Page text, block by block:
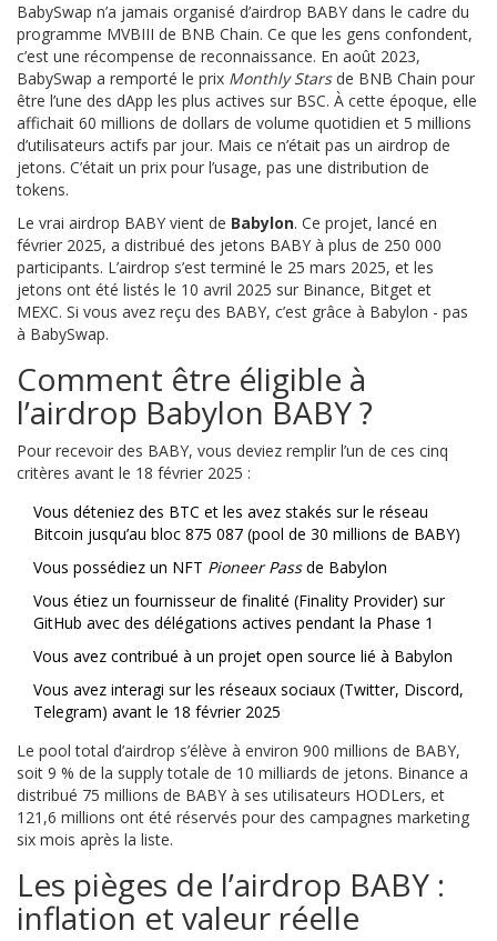
BabySwap n’a jamais organisé d’airdrop BABY dans le cadre du
programme MVBIII de BNB Chain. Ce que les gens confondent,
c’est une récompense de reconnaissance. En août 2023,
BabySwap a remporté le prix Monthly Starsde BNB Chain pour
être l’une des dApp les plus actives sur BSC. À cette époque, elle
affichait 60 millions de dollars de volume quotidien et 5 millions
d’utilisateurs actifs par jour. Mais ce n’était pas un airdrop de
jetons. C’était un prix pour l’usage, pas une distribution de
tokens.
Le vrai airdrop BABY vient de Babylon. Ce projet, lancé en
février 2025, a distribué des jetons BABY à plus de 250 000
participants. L’airdrop s’est terminé le 25 mars 2025, et les
jetons ont été listés le 10 avril 2025 sur Binance, Bitget et
MEXC. Si vous avez reçu des BABY, c’est grâce à Babylon - pas
à BabySwap.
Comment être éligible à
l’airdrop Babylon BABY ?
Pour recevoir des BABY, vous deviez remplir l’un de ces cinq
critères avant le 18 février 2025 :
Vous déteniez des BTC et les avez stakés sur le réseau
Bitcoin jusqu’au bloc 875 087 (pool de 30 millions de BABY)
Vous possédiez un NFT Pioneer Passde Babylon
Vous étiez un fournisseur de finalité (Finality Provider) sur
GitHub avec des délégations actives pendant la Phase 1
Vous avez contribué à un projet open source lié à Babylon
Vous avez interagi sur les réseaux sociaux (Twitter, Discord,
Telegram) avant le 18 février 2025
Le pool total d’airdrop s’élève à environ 900 millions de BABY,
soit 9 % de la supply totale de 10 milliards de jetons. Binance a
distribué 75 millions de BABY à ses utilisateurs HODLers, et
121,6 millions ont été réservés pour des campagnes marketing
six mois après la liste.
Les pièges de l’airdrop BABY :
inflation et valeur réelle